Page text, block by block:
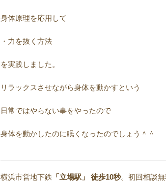
身体原理を応用して
・力を抜く方法
を実践しました。
リラックスさせながら身体を動かすという
日常ではやらない事をやったので
身体を動かしたのに眠くなったのでしょう＾＾
横浜市営地下鉄 「立場駅」 徒歩10秒。初回相談